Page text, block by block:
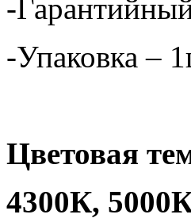
-
-Упаковка –
Цветовая
4300К,